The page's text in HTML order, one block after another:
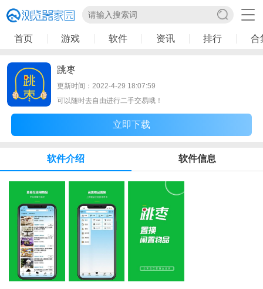
首页 游戏 软件 资讯 排行 合
跳枣
更新时间：2022-4-29 18:07:59
可以随时去自由进行二手交易哦！
立即下载
软件介绍 软件信息